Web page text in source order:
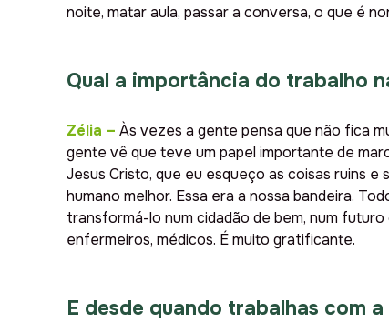
noite, matar aula, passar a conversa, o que é
Qual a importância do trabalho
Zélia – Às vezes a gente pensa que não fica
gente vê que teve um papel importante de
Jesus Cristo, que eu esqueço as coisas ruins
humano melhor. Essa era a nossa bandeira.
transformá-lo num cidadão de bem, num
enfermeiros, médicos. É muito gratificante.
E desde quando trabalhas com